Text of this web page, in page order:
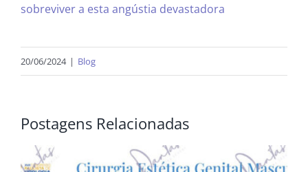
sobreviver a esta angústia devastadora
20/06/2024 | Blog
Postagens Relacionadas